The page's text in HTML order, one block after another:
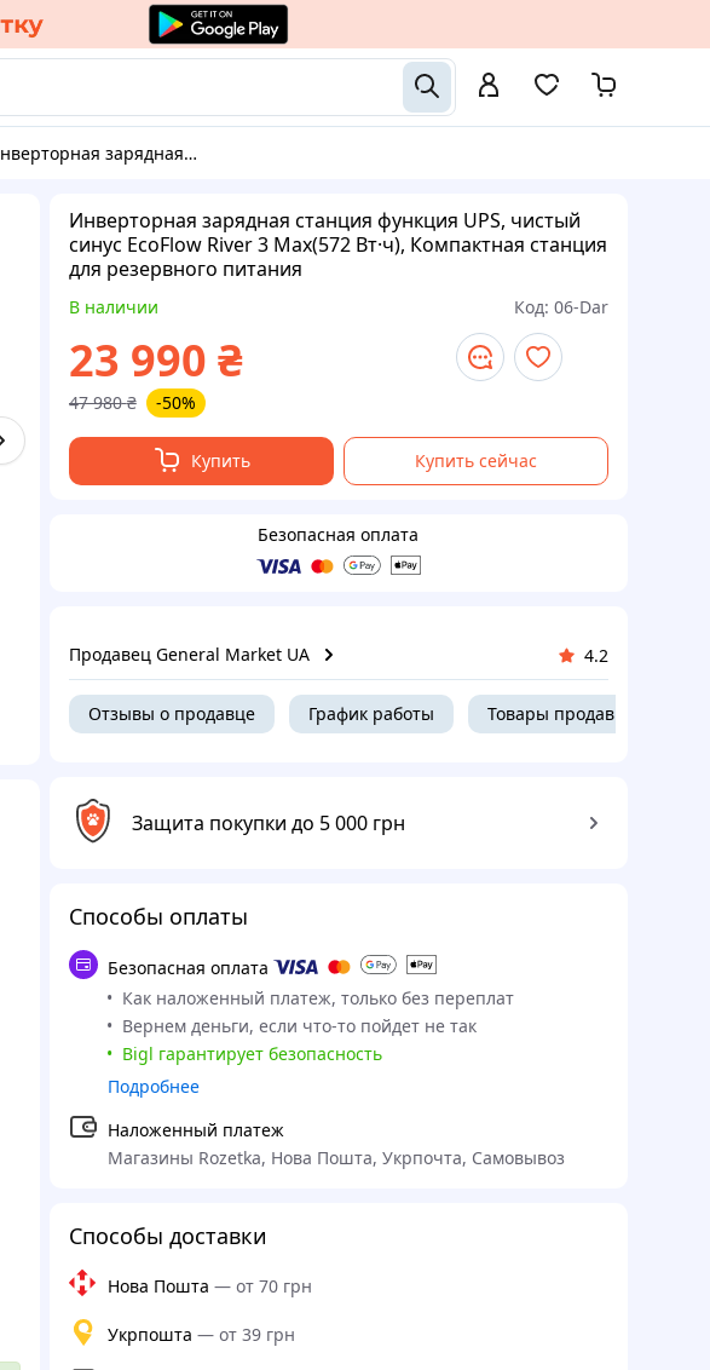
Инверторная зарядная станция функция UPS, чистый синус EcoFlow River 3 Max(572 Вт·ч), Компактная станция для резервного питания
Инверторная зарядная станция функция UPS, чистый
синус EcoFlow River 3 Max(572 Вт·ч), Компактная станция
для резервного питания
В наличии Код: 06-Dar
23 990 ₴
47 980 ₴ -50%
Купить Купить сейчас
Безопасная оплата
Продавец General Market UA 4.2
Отзывы о продавце График работы Товары продавца
Защита покупки до 5 000 грн
Способы оплаты
Безопасная оплата
Как наложенный платеж, только без переплат
Вернем деньги, если что-то пойдет не так
Bigl гарантирует безопасность
Подробнее
Наложенный платеж
Магазины Rozetka, Нова Пошта, Укрпочта, Самовывоз
Способы доставки
Нова Пошта — от 70 грн
Укрпошта — от 39 грн